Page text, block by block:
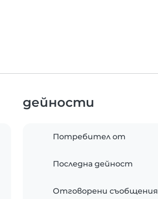
дейности
Потребител от
Последна дейност
Отговорени съобщения